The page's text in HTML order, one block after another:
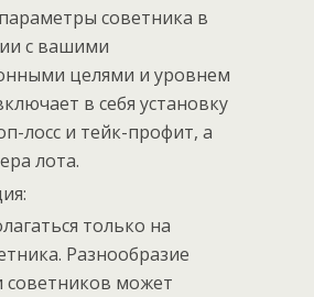
советника в
с вашими
целями и уровнем
в себя установку
лосс и тейк-профит, а
лота.
только на
Разнообразие
советников может